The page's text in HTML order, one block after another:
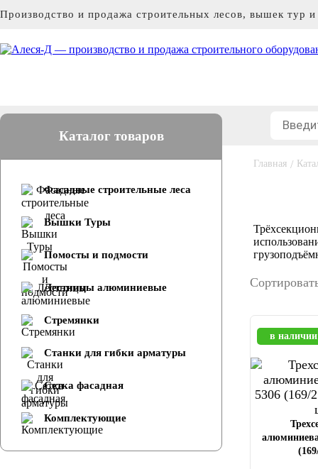
Производство и продажа строительных лесов, вышек тур
Каталог товаров
Фасадные строительные леса
Вышки Туры
Помосты и подмости
Лестницы алюминиевые
Стремянки
Cтанки для гибки арматуры
Сетка фасадная
Комплектующие
Главная /
в наличии